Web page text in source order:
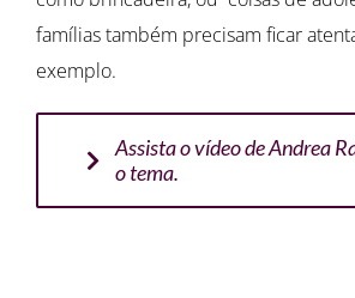
famílias também precisam ficar
exemplo.
Assista o vídeo de Andrea
o tema.